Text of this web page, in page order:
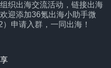
织出海交流活动，链接出海
迎添加36氪出海小助手微
申请入群，一同出海！